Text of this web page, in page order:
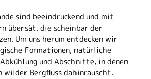
sind beeindruckend und mit
übersät, die scheinbar der
Um uns herum entdecken wir
Formationen, natürliche
und Abschnitte, in denen
wilder Bergfluss dahinrauscht.